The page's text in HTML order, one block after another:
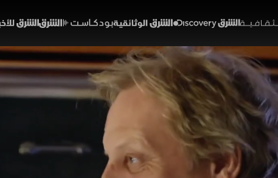
صراع القيادة
43:55 منوعات
صيد دموي الحلقة 4
تشتد التحديات في عرض البحر مع تصاعد التوتر بين القبطان
بثقة مفرطة ويشكك في قرارات القيادة، ما يهدد بانقسام
الوقت نفسه، يخوض القبطان وايلد بيل سباقا مع الزمن لإنقاذ
وسط ظروف بحرية قاسية